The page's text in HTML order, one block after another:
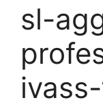
sl-